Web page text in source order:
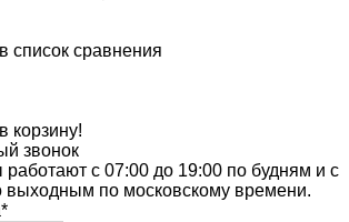
список сравнения
корзину!
звонок
с 07:00 до 19:00 по будням и с
выходным по московскому времени.